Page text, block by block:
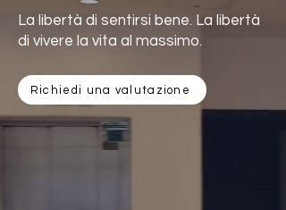
La libertà di sentirsi bene. La libertà
di vivere la vita al massimo.
Richiedi una valutazione